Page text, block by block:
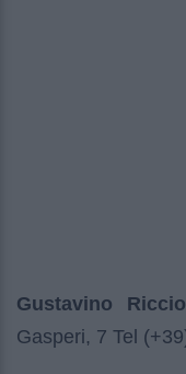
Gustavino
Gasperi, 7 Tel